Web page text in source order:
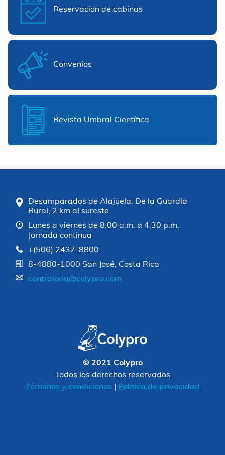
Reservación de cabinas
Convenios
Revista Umbral Científica
Desamparados de Alajuela. De la Guardia
Rural, 2 km al sureste
Lunes a viernes de 8:00 a.m. a 4:30 p.m.
Jornada continua
+(506) 2437-8800
8-4880-1000 San José, Costa Rica
contraloria@colypro.com
© 2021 Colypro
Todos los derechos reservados
Términos y condiciones
Política de privacidad